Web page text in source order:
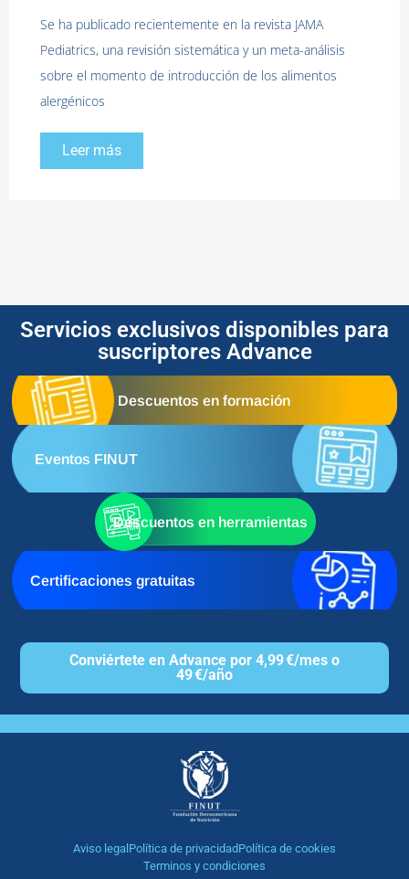
Se ha publicado recientemente en la revista JAMA
Pediatrics, una revisión sistemática y un meta-análisis
sobre el momento de introducción de los alimentos
alergénicos
Leer más
Servicios exclusivos disponibles para
suscriptores Advance
Descuentos en formación
Eventos FINUT
Descuentos en herramientas
Certificaciones gratuitas
Conviértete en Advance por 4,99 €/mes o
49 €/año
Aviso legalPolítica de privacidadPolítica de cookies
Terminos y condiciones